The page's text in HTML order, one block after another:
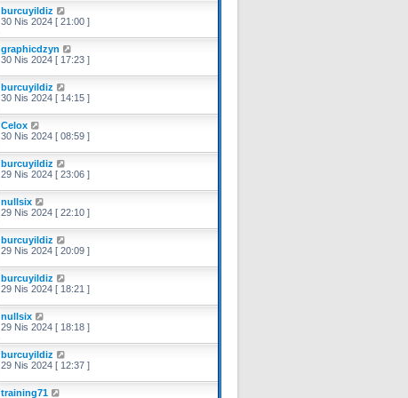
burcuyildiz
30 Nis 2024 [ 21:00 ]
graphicdzyn
30 Nis 2024 [ 17:23 ]
burcuyildiz
30 Nis 2024 [ 14:15 ]
Celox
30 Nis 2024 [ 08:59 ]
burcuyildiz
29 Nis 2024 [ 23:06 ]
nullsix
29 Nis 2024 [ 22:10 ]
burcuyildiz
29 Nis 2024 [ 20:09 ]
burcuyildiz
29 Nis 2024 [ 18:21 ]
nullsix
29 Nis 2024 [ 18:18 ]
burcuyildiz
29 Nis 2024 [ 12:37 ]
training71